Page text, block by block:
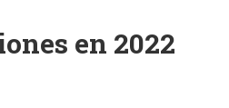
en 2022